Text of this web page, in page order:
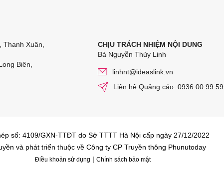
Xuân,
Biên,
CHỊU TRÁCH NHIỆM NỘI DUNG
Bà Nguyễn Thùy Linh
linhnt@ideaslink.vn
Liên hệ Quảng cáo: 0936 00 99 59
số: 4109/GXN-TTĐT do Sở TTTT Hà Nội cấp ngày 27/12/2022
và phát triển thuộc về Công ty CP Truyền thông Phunutoday
Điều khoản sử dụng | Chính sách bảo mật